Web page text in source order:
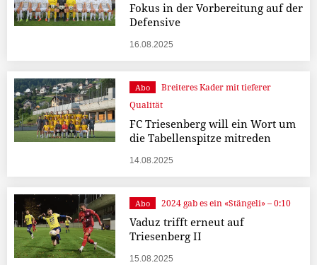
Fokus in der Vorbereitung auf der
Defensive
16.08.2025
Abo
Breiteres Kader mit tieferer
Qualität
FC Triesenberg will ein Wort um
die Tabellenspitze mitreden
14.08.2025
Abo 2024 gab es ein «Stängeli» – 0:10
Vaduz trifft erneut auf
Triesenberg II
15.08.2025